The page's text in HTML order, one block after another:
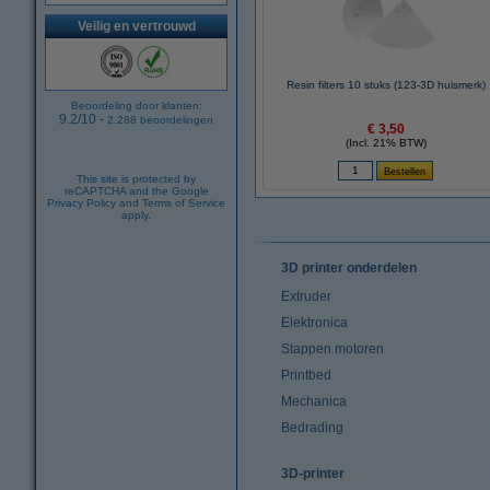
Veilig en vertrouwd
Beoordeling door klanten:
9.2/10 - 2.288 beoordelingen
This site is protected by
reCAPTCHA and the Google
Privacy Policy and Terms of Service
apply.
Resin filters 10 stuks (123-3D huismerk)
€ 3,50
(Incl. 21% BTW)
3D printer onderdelen
Extruder
Elektronica
Stappen motoren
Printbed
Mechanica
Bedrading
3D-printer